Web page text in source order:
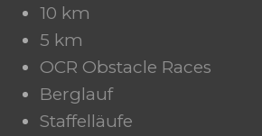
10 km
5 km
OCR Obstacle Races
Berglauf
Staffelläufe